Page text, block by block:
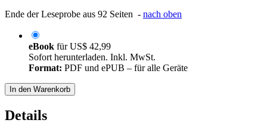
Ende der Leseprobe aus 92 Seiten - nach oben
eBook fürUS$ 42,99
Sofort herunterladen. Inkl. MwSt.
Format: PDF und ePUB – für alle Geräte
In den Warenkorb
Details